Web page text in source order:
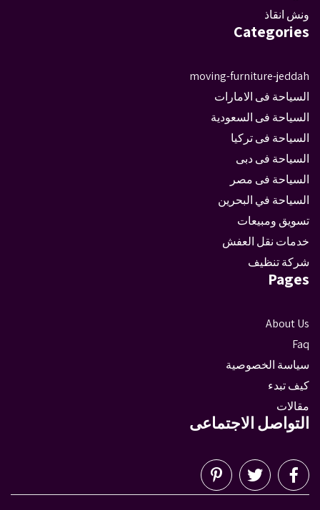
ونش انقاذ
Categories
moving-furniture-jeddah
السياحة فى الامارات
السياحة فى السعودية
السياحة فى تركيا
السياحة فى دبى
السياحة فى مصر
السياحة في البحرين
تسويق ومبيعات
خدمات نقل العفش
شركة تنظيف
Pages
About Us
Faq
سياسة الخصوصية
كيف تبدء
مقالات
التواصل الاجتماعى